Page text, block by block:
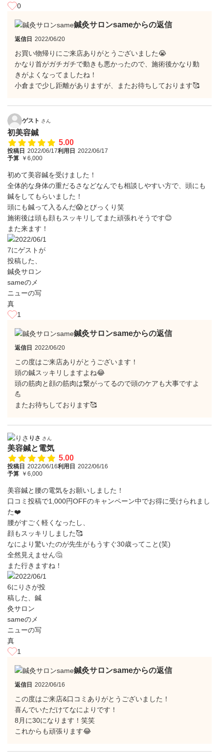
0
鍼灸サロンsameからの返信
返信日 2022/06/20
お買い物帰りにご来店ありがとうございました😭
かなり首がガチガチで動きも悪かったので、施術後かなり動
きがよくなってましたね！
小倉まで少し距離がありますが、またお待ちしております🥰
ゲスト さん
初美容鍼
5.00
投稿日 2022/06/17利用日 2022/06/17
予算 ￥6,000
初めて美容鍼を受けました！
全体的な身体の重だるさなどなんでも相談しやすい方で、頭にも
鍼をしてもらいました！
頭にも鍼って入るんだ😱とびっくり笑
施術後は頭も顔もスッキリしてまた頑張れそうです😊
また来ます！
1
鍼灸サロンsameからの返信
返信日 2022/06/20
この度はご来店ありがとうございます！
頭の鍼スッキリしますよね😂
頭の筋肉と顔の筋肉は繋がってるので頭のケアも大事ですよ
💪
またお待ちしております🥰
りさ さん
美容鍼と電気
5.00
投稿日 2022/06/16利用日 2022/06/16
予算 ￥6,000
美容鍼と腰の電気をお願いしました！
口コミ投稿で1,000円OFFのキャンペーン中でお得に受けられまし
た❤️
腰がすごく軽くなったし、
顔もスッキリしました🥰
なにより驚いたのが先生がもうすぐ30歳ってこと(笑)
全然見えません🤔
また行きますね！
1
鍼灸サロンsameからの返信
返信日 2022/06/16
この度はご来店&口コミありがとうございました！
喜んでいただけてなによりです！
8月に30になります！笑笑
これからも頑張ります😂